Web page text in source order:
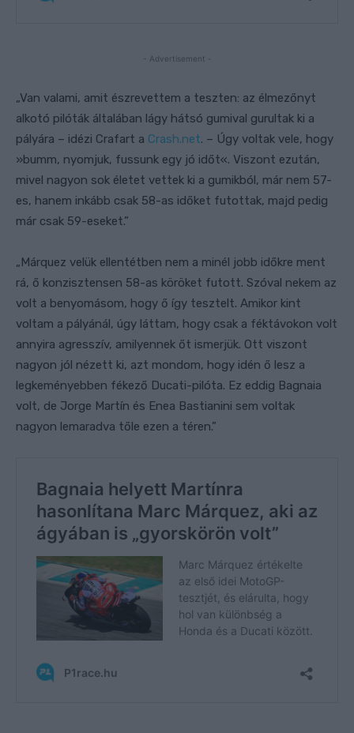
- Advertisement -
„Van valami, amit észrevettem a teszten: az élmezőnyt
alkotó pilóták általában lágy hátsó gumival gurultak ki a
pályára – idézi Crafart a Crash.net. – Úgy voltak vele, hogy
»bumm, nyomjuk, fussunk egy jó időt«. Viszont ezután,
mivel nagyon sok életet vettek ki a gumikból, már nem 57-
es, hanem inkább csak 58-as időket futottak, majd pedig
már csak 59-eseket.”
„Márquez velük ellentétben nem a minél jobb időkre ment
rá, ő konzisztensen 58-as köröket futott. Szóval nekem az
volt a benyomásom, hogy ő így tesztelt. Amikor kint
voltam a pályánál, úgy láttam, hogy csak a féktávokon volt
annyira agresszív, amilyennek őt ismerjük. Ott viszont
nagyon jól nézett ki, azt mondom, hogy idén ő lesz a
legkeményebben fékező Ducati-pilóta. Ez eddig Bagnaia
volt, de Jorge Martín és Enea Bastianini sem voltak
nagyon lemaradva tőle ezen a téren.”